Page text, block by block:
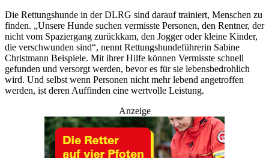
Die Rettungshunde in der DLRG sind darauf trainiert, Menschen zu
finden. „Unsere Hunde suchen vermisste Personen, den Rentner, der
nicht vom Spaziergang zurückkam, den Jogger oder kleine Kinder,
die verschwunden sind“, nennt Rettungshundeführerin Sabine
Christmann Beispiele. Mit ihrer Hilfe können Vermisste schnell
gefunden und versorgt werden, bevor es für sie lebensbedrohlich
wird. Und selbst wenn Personen nicht mehr lebend angetroffen
werden, ist deren Auffinden eine wertvolle Leistung.
Anzeige